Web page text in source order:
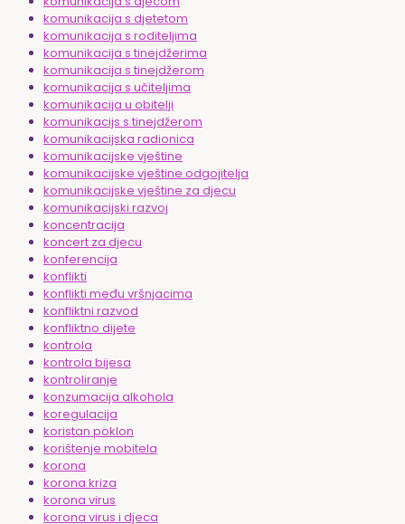
komunikacija s djetetom
komunikacija s roditeljima
komunikacija s tinejdžerima
komunikacija s tinejdžerom
komunikacija s učiteljima
komunikacija u obitelji
komunikacijs s tinejdžerom
komunikacijska radionica
komunikacijske vještine
komunikacijske vještine odgojitelja
komunikacijske vještine za djecu
komunikacijski razvoj
koncentracija
koncert za djecu
konferencija
konflikti
konflikti među vršnjacima
konfliktni razvod
konfliktno dijete
kontrola
kontrola bijesa
kontroliranje
konzumacija alkohola
koregulacija
koristan poklon
korištenje mobitela
korona
korona kriza
korona virus
korona virus i djeca